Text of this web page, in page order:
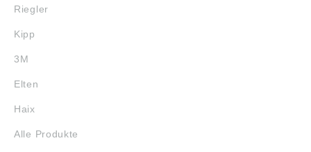
Riegler
Kipp
3M
Elten
Haix
Alle Produkte